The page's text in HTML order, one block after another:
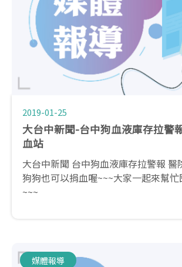
2019-01-25
大台中新聞-台中狗血液庫存拉警
血站
大台中新聞 台中狗血液庫存拉警報 醫
狗狗也可以捐血喔~~~大家一起來幫
~~~
媒體報導